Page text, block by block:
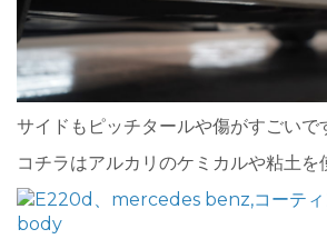
サイドもピッチタールや傷がすごいで
コチラはアルカリのケミカルや粘土を